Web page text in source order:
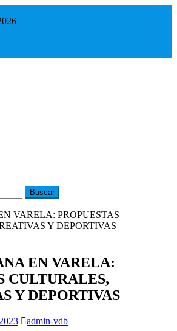
EN VARELA:
CULTURALES,
Y DEPORTIVAS
admin-vdb